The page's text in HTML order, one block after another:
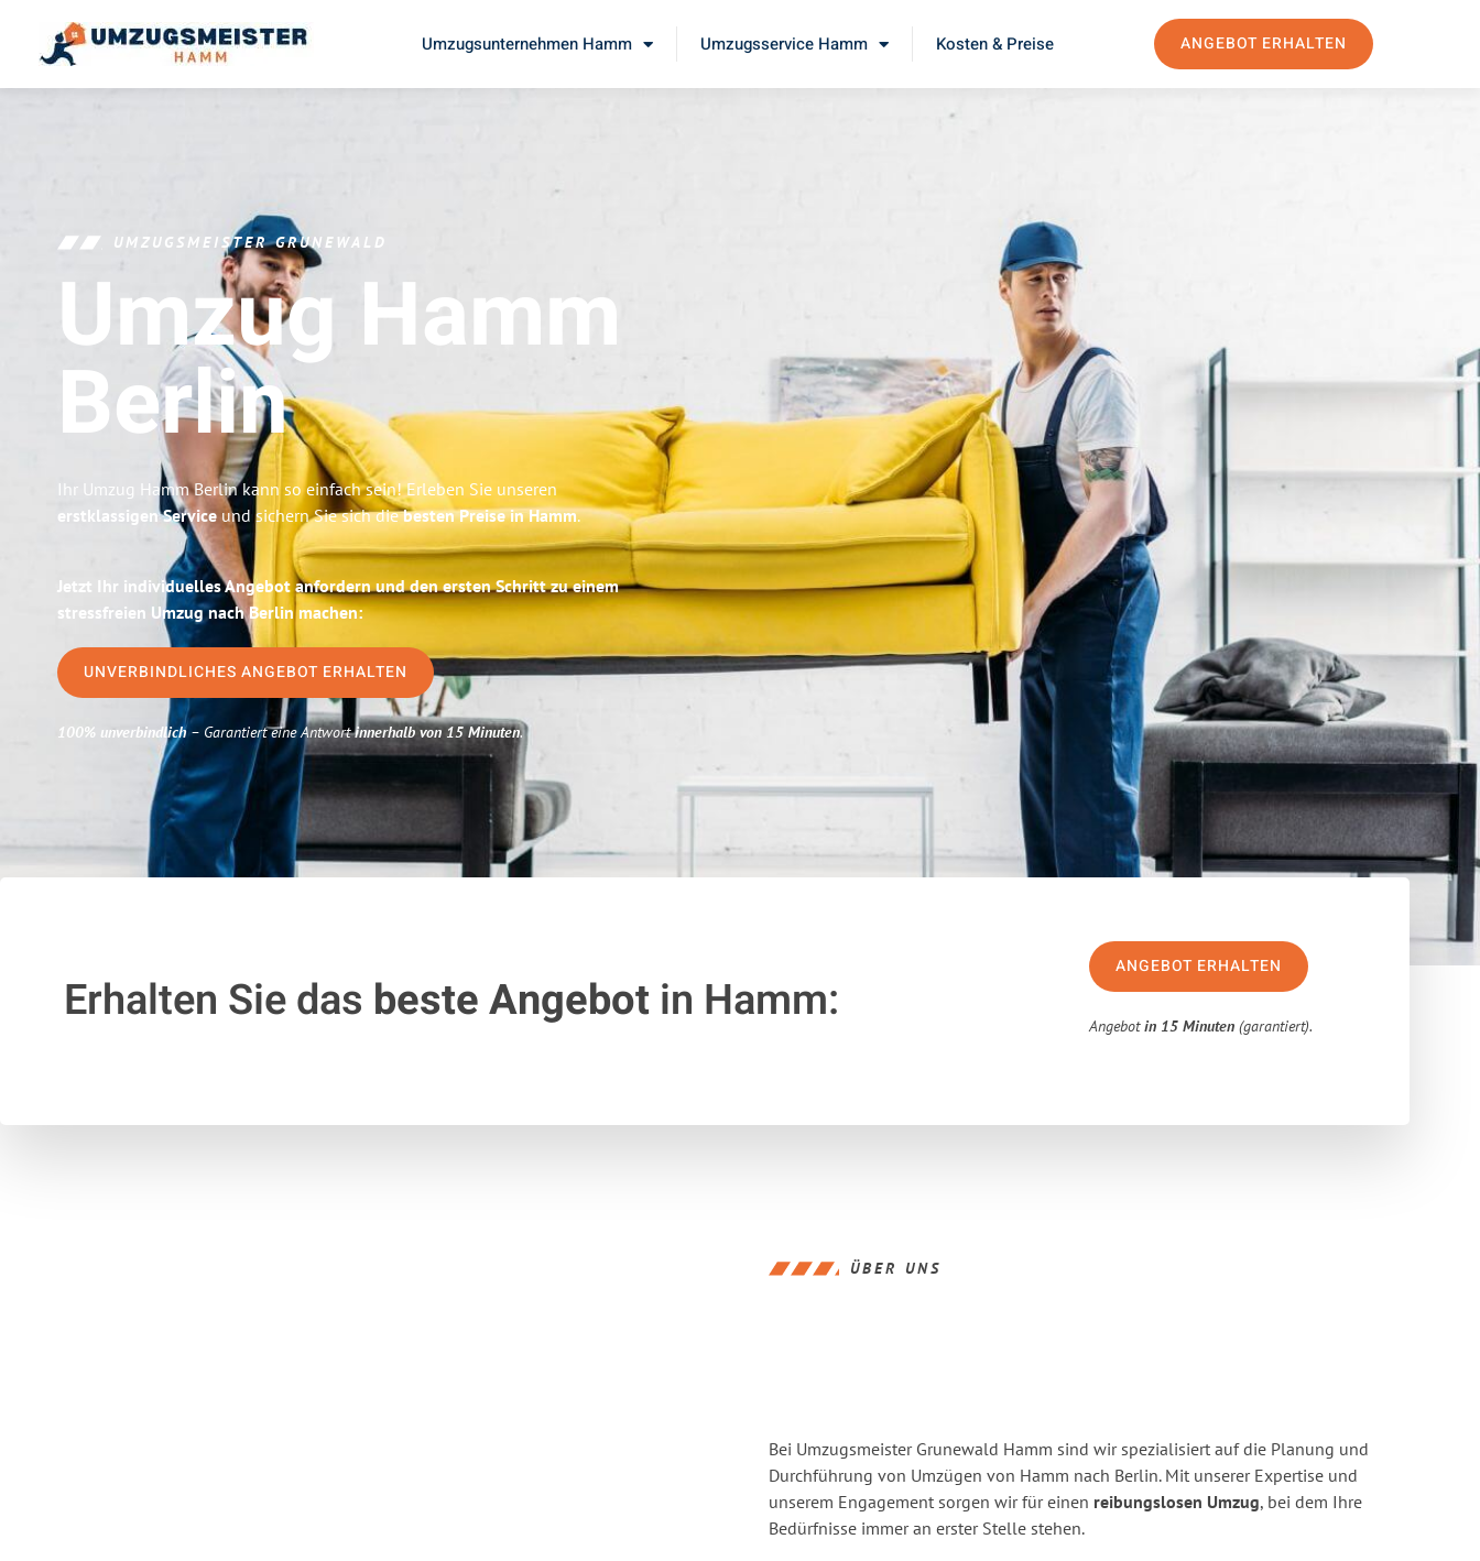
Umzugsunternehmen Hamm Umzugsservice Hamm Kosten & Preise ANGEBOT ERHALTEN
UMZUGSMEISTER GRUNEWALD
Umzug Hamm
Berlin
Ihr Umzug Hamm Berlin kann so einfach sein! Erleben Sie unseren
erstklassigen Service und sichern Sie sich diebesten Preise in Hamm.
Jetzt Ihr individuelles Angebot anfordern und den ersten Schritt zu einem
stressfreien Umzug nach Berlin machen:
UNVERBINDLICHES ANGEBOT ERHALTEN
100% unverbindlich– Garantiert eine Antwortinnerhalb von 15 Minuten.
Erhalten Sie das beste Angebotin Hamm:
ANGEBOT ERHALTEN
Angebotin 15 Minuten (garantiert).
ÜBER UNS
Bei Umzugsmeister Grunewald Hamm sind wir spezialisiert auf die Planung und
Durchführung von Umzügen von Hamm nach Berlin. Mit unserer Expertise und
unserem Engagement sorgen wir für einen reibungslosen Umzug, bei dem Ihre
Bedürfnisse immer an erster Stelle stehen.